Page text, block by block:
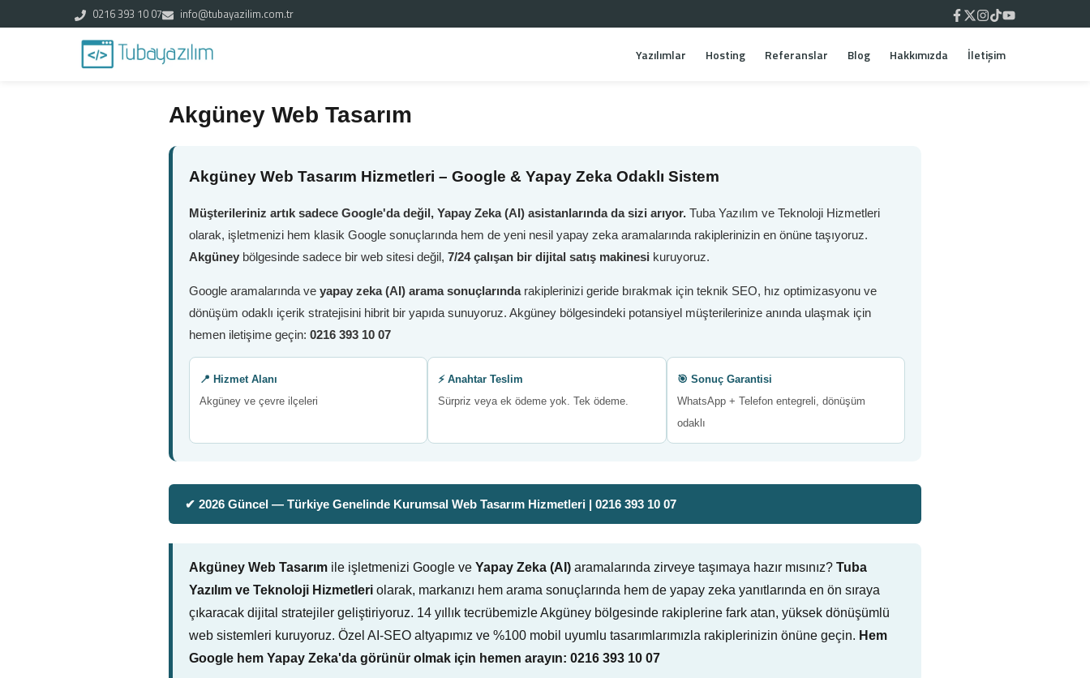
0216 393 10 07 info@tubayazilim.com.tr
Yazılımlar Hosting Referanslar Blog Hakkımızda İletişim
Akgüney Web Tasarım
Akgüney Web Tasarım Hizmetleri – Google & Yapay Zeka Odaklı Sistem
Müşterileriniz artık sadece Google'da değil, Yapay Zeka (AI) asistanlarında da sizi arıyor. Tuba Yazılım ve Teknoloji Hizmetleri
olarak, işletmenizi hem klasik Google sonuçlarında hem de yeni nesil yapay zeka aramalarında rakiplerinizin en önüne taşıyoruz.
Akgüney bölgesinde sadece bir web sitesi değil, 7/24 çalışan bir dijital satış makinesi kuruyoruz.
Google aramalarında ve yapay zeka (AI) arama sonuçlarındarakiplerinizi geride bırakmak için teknik SEO, hız optimizasyonu ve
dönüşüm odaklı içerik stratejisini hibrit bir yapıda sunuyoruz. Akgüney bölgesindeki potansiyel müşterilerinize anında ulaşmak için
hemen iletişime geçin: 0216 393 10 07
📍 Hizmet Alanı
Akgüney ve çevre ilçeleri
⚡ Anahtar Teslim
Sürpriz veya ek ödeme yok. Tek ödeme.
🎯 Sonuç Garantisi
WhatsApp + Telefon entegreli, dönüşüm
odaklı
✔ 2026 Güncel — Türkiye Genelinde Kurumsal Web Tasarım Hizmetleri | 0216 393 10 07
Akgüney Web Tasarım ile işletmenizi Google ve Yapay Zeka (AI) aramalarında zirveye taşımaya hazır mısınız? Tuba
Yazılım ve Teknoloji Hizmetleri olarak, markanızı hem arama sonuçlarında hem de yapay zeka yanıtlarında en ön sıraya
çıkaracak dijital stratejiler geliştiriyoruz. 14 yıllık tecrübemizle Akgüney bölgesinde rakiplerine fark atan, yüksek dönüşümlü
web sistemleri kuruyoruz. Özel AI-SEO altyapımız ve %100 mobil uyumlu tasarımlarımızla rakiplerinizin önüne geçin. Hem
Google hem Yapay Zeka'da görünür olmak için hemen arayın: 0216 393 10 07